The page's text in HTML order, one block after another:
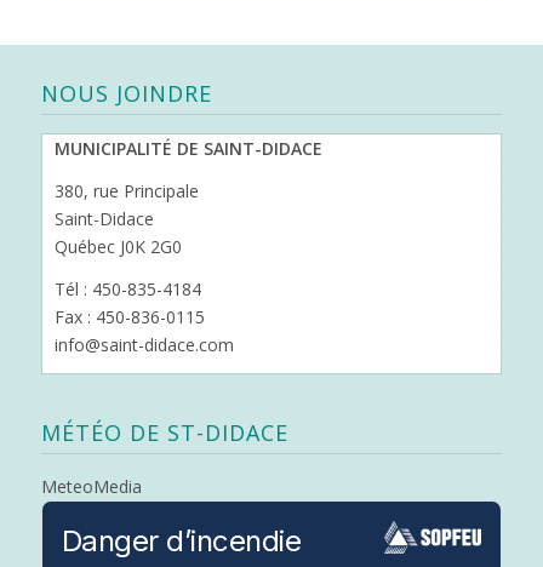
NOUS JOINDRE
MUNICIPALITÉ DE SAINT-DIDACE
380, rue Principale
Saint-Didace
Québec J0K 2G0
Tél : 450-835-4184
Fax : 450-836-0115
info@saint-didace.com
MÉTÉO DE ST-DIDACE
MeteoMedia
Danger d’incendie